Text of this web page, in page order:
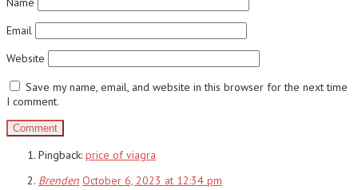
Email
Website
Save my name, email, and website in this browser for the next time
I comment.
Pingback: price of viagra
Brenden October 6, 2023 at 12:34 pm